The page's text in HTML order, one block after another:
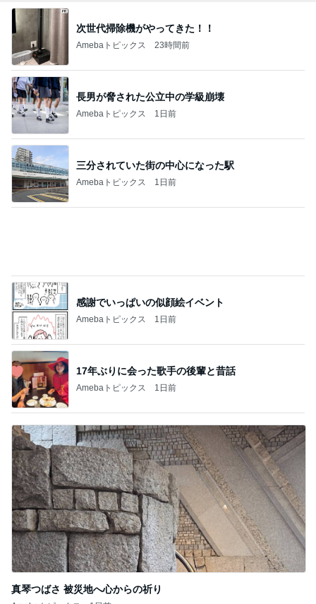
次世代掃除機がやってきた！！
Amebaトピックス 23時間前
長男が脅された公立中の学級崩壊
Amebaトピックス 1日前
三分されていた街の中心になった駅
Amebaトピックス 1日前
感謝でいっぱいの似顔絵イベント
Amebaトピックス 1日前
17年ぶりに会った歌手の後輩と昔話
Amebaトピックス 1日前
真琴つばさ 被災地へ心からの祈り